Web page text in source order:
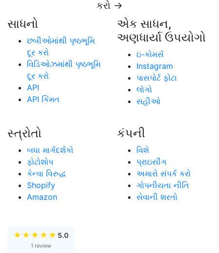
કરો →
સાધનો
છબીઓમાંથી પૃષ્ઠભૂમિ
દૂર કરો
વિડિઓઝમાંથી પૃષ્ઠભૂમિ
દૂર કરો
API
API કિંમત
એક સાધન,
અણધાર્યા ઉપયોગો
ઇ-કોમર્સ
Instagram
પાસપોર્ટ ફોટા
લોગો
સહીઓ
સ્ત્રોતો
બધા માર્ગદર્શકો
ફોટોશોપ
કેન્વા વિરુદ્ધ
Shopify
Amazon
કંપની
વિશે
પ્રાઇસીંગ
અમારો સંપર્ક કરો
ગોપનીયતા નીતિ
સેવાની શરતો
★ ★ ★ ★ ★ 5.0
1 review